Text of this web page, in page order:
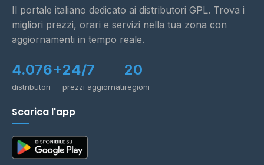
Il portale italiano dedicato ai distributori GPL. Trova i
migliori prezzi, orari e servizi nella tua zona con
aggiornamenti in tempo reale.
4.076+
distributori
24/7
prezzi aggiornati
20
regioni
Scarica l'app